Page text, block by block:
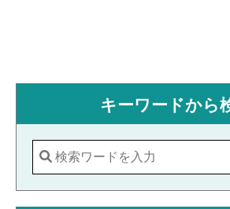
キーワードから